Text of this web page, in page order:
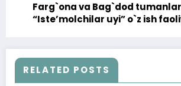
Farg`ona va Bag`dod
“Isteʼmolchilar uyi” o`z ish
RELATED POSTS